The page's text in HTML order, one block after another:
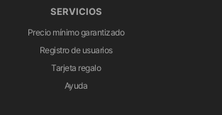
SERVICIOS
Precio mínimo garantizado
Registro de usuarios
Tarjeta regalo
Ayuda